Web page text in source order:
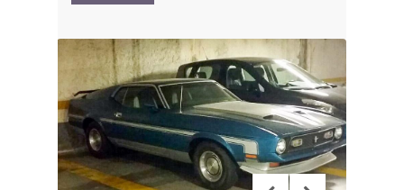
BONJOURLAVIEILLE ?
MODÈLES ET MARQUES
COMMENT FONCTIONNE BLV ?